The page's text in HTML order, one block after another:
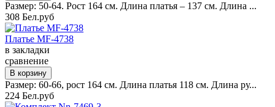
Размер: 50-64. Рост 164 см. Длина платья – 137 см. Длина ...
308 Бел.руб
Платье MF-4738
в закладки
сравнение
Размер: 60-66, рост 164 см. Длина платья 118 см. Длина ру...
224 Бел.руб